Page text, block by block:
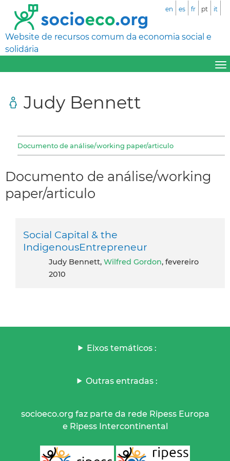
Website de recursos comum da economia social e
solidária
en es fr pt it
Judy Bennett
Documento de análise/working paper/articulo
Documento de análise/working
paper/articulo
Social Capital & the
IndigenousEntrepreneur
Judy Bennett, Wilfred Gordon, fevereiro
2010
Eixos temáticos :
Outras entradas :
socioeco.org faz parte da rede Ripess Europa
e Ripess Intercontinental